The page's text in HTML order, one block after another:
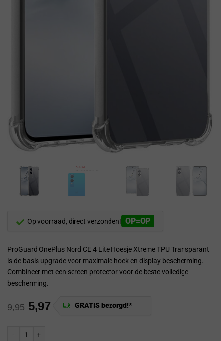
Op voorraad, direct verzonden! OP=OP
ProGuard OnePlus Nord CE 4 Lite Hoesje Xtreme TPU Transparant
is de basis upgrade voor maximale hoek en display bescherming.
Combineer met een screen protector voor de beste volledige
bescherming.
GRATIS bezorgd!*
9,95 5,97